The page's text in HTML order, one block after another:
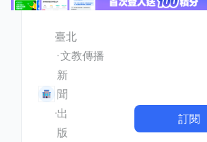
臺北
文教傳播
新
聞
出
版
訂閱